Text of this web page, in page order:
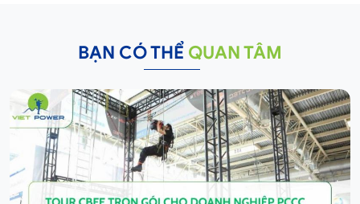
BẠN CÓ THỂ QUAN TÂM